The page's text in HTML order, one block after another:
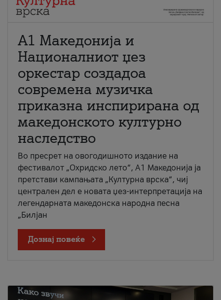
А1 Македонија и
Националниот џез
оркестар создадоа
современа музичка
приказна инспирирана од
македонското културно
наследство
Во пресрет на овогодишното издание на
фестивалот „Охридско лето“, А1 Македонија ја
претстави кампањата „Културна врска“, чиј
централен дел е новата џез-интерпретација на
легендарната македонска народна песна
„Билјан
Дознај повеќе